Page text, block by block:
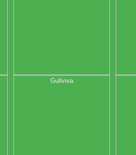
Gullviva